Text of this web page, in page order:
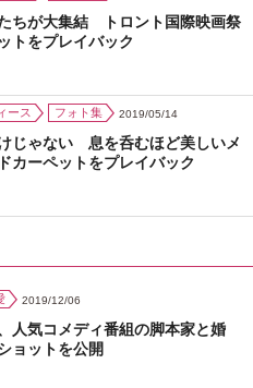
ちが大集結 トロント国際映画祭
トをプレイバック
ース フォト集 2019/05/14
じゃない 息を呑むほど美しいメ
カーペットをプレイバック
2019/12/06
人気コメディ番組の脚本家と婚
ョットを公開